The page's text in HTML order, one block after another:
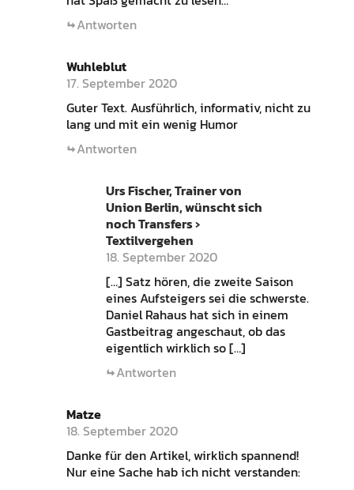
Antworten
Wuhleblut
17. September 2020
Guter Text. Ausführlich, informativ, nicht zu
lang und mit ein wenig Humor
Antworten
Urs Fischer, Trainer von
Union Berlin, wünscht sich
noch Transfers ›
Textilvergehen
18. September 2020
[…] Satz hören, die zweite Saison
eines Aufsteigers sei die schwerste.
Daniel Rahaus hat sich in einem
Gastbeitrag angeschaut, ob das
eigentlich wirklich so […]
Antworten
Matze
18. September 2020
Danke für den Artikel, wirklich spannend!
Nur eine Sache hab ich nicht verstanden: